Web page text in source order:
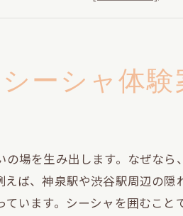
道玄坂エリアで味わうシーシャ
シーシャ体験で語らいが深まる
駅近くで叶うシーシャと憩いの
落ち着いたシーシャ空間で心も
シーシャ初心者も安心の渋谷駅
ーシャ体験
場を生み出します。なぜな
ば、神泉駅や渋谷駅周辺の
います。シーシャを囲むこ